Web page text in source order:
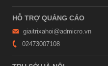
HỖ TRỢ QUẢNG CÁO
giaitrixahoi@admicro.vn
02473007108